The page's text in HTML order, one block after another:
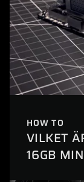
HOW TO
VILKET
16GB